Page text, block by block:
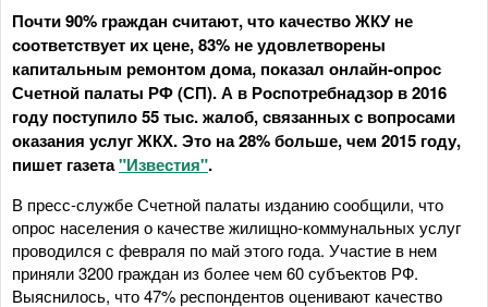
Почти 90% граждан считают, что качество ЖКУ не
соответствует их цене, 83% не удовлетворены
капитальным ремонтом дома, показал онлайн-опрос
Счетной палаты РФ (СП). А в Роспотребнадзор в 2016
году поступило 55 тыс. жалоб, связанных с вопросами
оказания услуг ЖКХ. Это на 28% больше, чем 2015 году,
пишет газета"Известия".
В пресс-службе Счетной палаты изданию сообщили, что
опрос населения о качестве жилищно-коммунальных услуг
проводился с февраля по май этого года. Участие в нем
приняли 3200 граждан из более чем 60 субъектов РФ.
Выяснилось, что 47% респондентов оценивают качество